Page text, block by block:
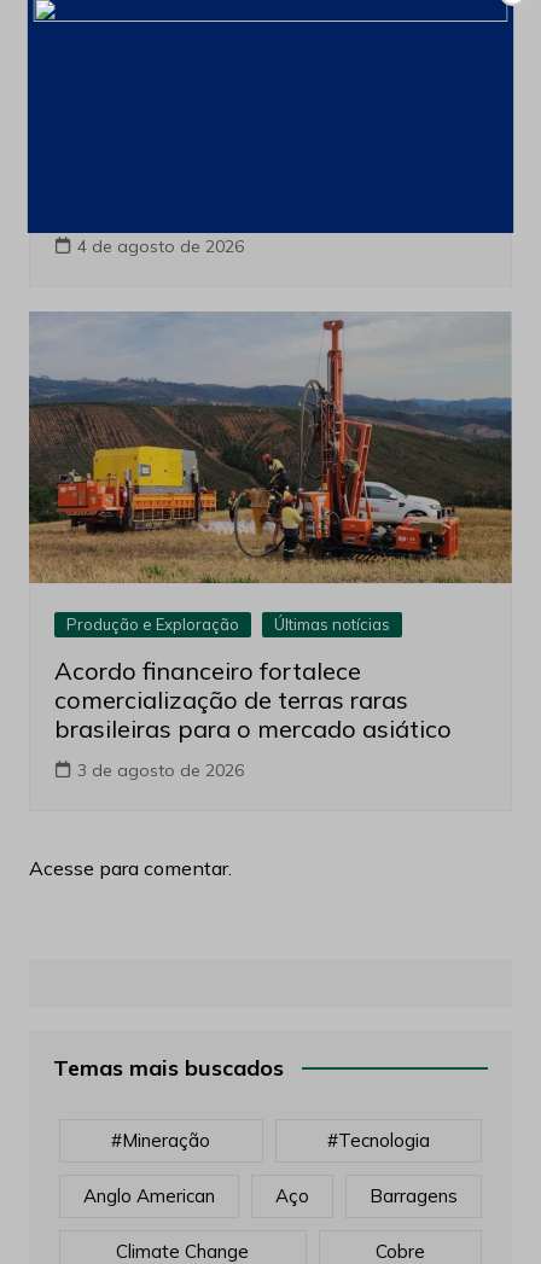
4 de agosto de 2026
Produção e Exploração Últimas notícias
Acordo financeiro fortalece
comercialização de terras raras
brasileiras para o mercado asiático
3 de agosto de 2026
Acesse para comentar.
Temas mais buscados
#mineração #tecnologia
Anglo American Aço Barragens
Climate Change Cobre